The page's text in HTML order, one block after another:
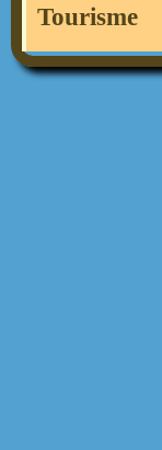
Tourisme